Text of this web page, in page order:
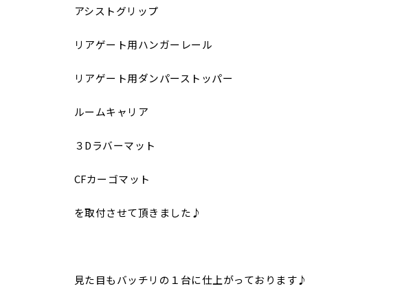
アシストグリップ
リアゲート用ハンガーレール
リアゲート用ダンパーストッパー
ルームキャリア
３Dラバーマット
CFカーゴマット
を取付させて頂きました♪
見た目もバッチリの１台に仕上がっております♪